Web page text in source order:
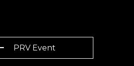
PRV Event